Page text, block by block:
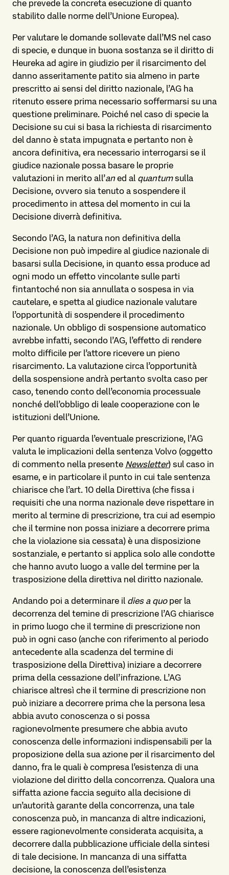
che prevede la concreta esecuzione di quanto
stabilito dalle norme dell’Unione Europea).
Per valutare le domande sollevate dall’MS nel caso
di specie, e dunque in buona sostanza se il diritto di
Heureka ad agire in giudizio per il risarcimento del
danno asseritamente patito sia almeno in parte
prescritto ai sensi del diritto nazionale, l’AG ha
ritenuto essere prima necessario soffermarsi su una
questione preliminare. Poiché nel caso di specie la
Decisione su cui si basa la richiesta di risarcimento
del danno è stata impugnata e pertanto non è
ancora definitiva, era necessario interrogarsi se il
giudice nazionale possa basare le proprie
valutazioni in merito all’an ed al quantumsulla
Decisione, ovvero sia tenuto a sospendere il
procedimento in attesa del momento in cui la
Decisione diverrà definitiva.
Secondo l’AG, la natura non definitiva della
Decisione non può impedire al giudice nazionale di
basarsi sulla Decisione, in quanto essa produce ad
ogni modo un effetto vincolante sulle parti
fintantoché non sia annullata o sospesa in via
cautelare, e spetta al giudice nazionale valutare
l’opportunità di sospendere il procedimento
nazionale. Un obbligo di sospensione automatico
avrebbe infatti, secondo l’AG, l’effetto di rendere
molto difficile per l’attore ricevere un pieno
risarcimento. La valutazione circa l’opportunità
della sospensione andrà pertanto svolta caso per
caso, tenendo conto dell’economia processuale
nonché dell’obbligo di leale cooperazione con le
istituzioni dell’Unione.
Per quanto riguarda l’eventuale prescrizione, l’AG
valuta le implicazioni della sentenza Volvo (oggetto
di commento nella presente Newsletter) sul caso in
esame, e in particolare il punto in cui tale sentenza
chiarisce che l’art. 10 della Direttiva (che fissa i
requisiti che una norma nazionale deve rispettare in
merito al termine di prescrizione, tra cui ad esempio
che il termine non possa iniziare a decorrere prima
che la violazione sia cessata) è una disposizione
sostanziale, e pertanto si applica solo alle condotte
che hanno avuto luogo a valle del termine per la
trasposizione della direttiva nel diritto nazionale.
Andando poi a determinare il dies a quoper la
decorrenza del temine di prescrizione l’AG chiarisce
in primo luogo che il termine di prescrizione non
può in ogni caso (anche con riferimento al periodo
antecedente alla scadenza del termine di
trasposizione della Direttiva) iniziare a decorrere
prima della cessazione dell’infrazione. L’AG
chiarisce altresì che il termine di prescrizione non
può iniziare a decorrere prima che la persona lesa
abbia avuto conoscenza o si possa
ragionevolmente presumere che abbia avuto
conoscenza delle informazioni indispensabili per la
proposizione della sua azione per il risarcimento del
danno, fra le quali è compresa l’esistenza di una
violazione del diritto della concorrenza. Qualora una
siffatta azione faccia seguito alla decisione di
un’autorità garante della concorrenza, una tale
conoscenza può, in mancanza di altre indicazioni,
essere ragionevolmente considerata acquisita, a
decorrere dalla pubblicazione ufficiale della sintesi
di tale decisione. In mancanza di una siffatta
decisione, la conoscenza dell’esistenza